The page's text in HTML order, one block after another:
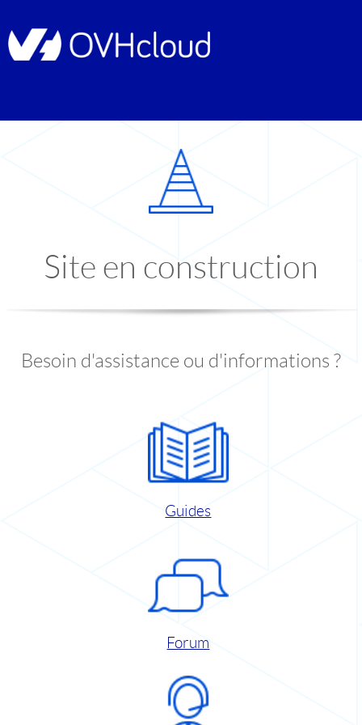
Site en construction
Besoin d'assistance ou d'informations ?
Guides
Forum